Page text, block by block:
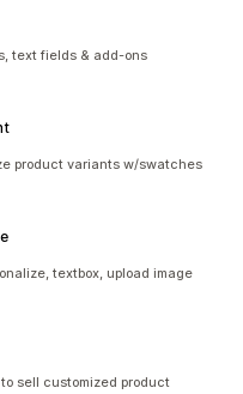
text fields & add-ons
product variants w/swatches
textbox, upload image
sell customized product